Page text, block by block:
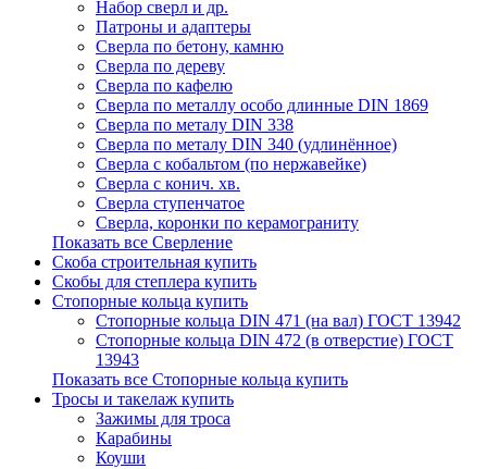
Набор сверл и др.
Патроны и адаптеры
Сверла по бетону, камню
Сверла по дереву
Сверла по кафелю
Сверла по металлу особо длинные DIN 1869
Сверла по металу DIN 338
Сверла по металу DIN 340 (удлинённое)
Сверла с кобальтом (по нержавейке)
Сверла с конич. хв.
Сверла ступенчатое
Сверла, коронки по керамограниту
Показать все Сверление
Скоба строительная купить
Скобы для степлера купить
Стопорные кольца купить
Стопорные кольца DIN 471 (на вал) ГОСТ 13942
Стопорные кольца DIN 472 (в отверстие) ГОСТ
13943
Показать все Стопорные кольца купить
Тросы и такелаж купить
Зажимы для троса
Карабины
Коуши